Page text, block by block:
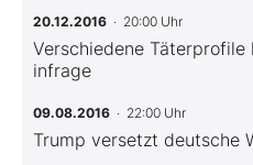
20.12.2016 · 20:00 Uhr
Verschiedene
infrage
09.08.2016 · 22:00 Uhr
Trump versetzt deutsche